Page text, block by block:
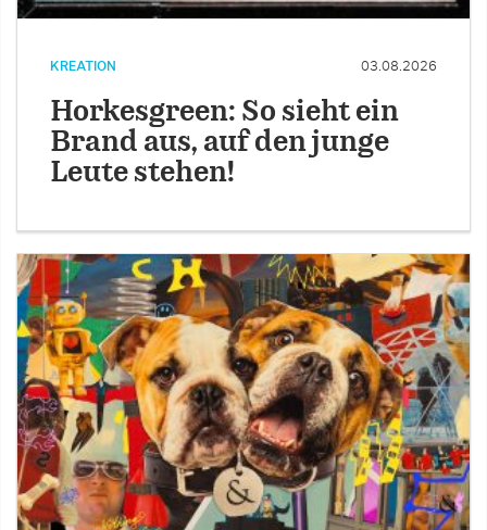
KREATION 03.08.2026
Horkesgreen: So sieht ein
Brand aus, auf den junge
Leute stehen!